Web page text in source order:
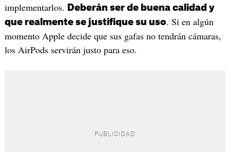
implementarlos.
Deberán ser de buena calidad y
que realmente se justifique su uso. Si en algún
momento Apple decide que sus gafas no tendrán cámaras,
los AirPods servirán justo para eso.